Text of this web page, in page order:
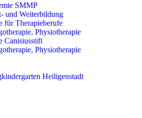
SMMP
und Weiterbildung
für Therapieberufe
Physiotherapie
Canisiusstift
Physiotherapie
Heiligenstadt